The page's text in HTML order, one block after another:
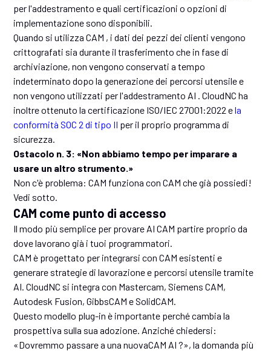
per l'addestramento e quali certificazioni o opzioni di
implementazione sono disponibili.
Quando si utilizza CAM , i dati dei pezzi dei clienti vengono
crittografati sia durante il trasferimento che in fase di
archiviazione, non vengono conservati a tempo
indeterminato dopo la generazione dei percorsi utensile e
non vengono utilizzati per l'addestramento AI . CloudNC ha
inoltre ottenuto la certificazione ISO/IEC 27001:2022 ela
conformità SOC 2 di tipo II per il proprio programma di
sicurezza.
Ostacolo n. 3: «Non abbiamo tempo per imparare a
usare un altro strumento.»
Non c'è problema: CAM funziona con CAM che già possiedi!
Vedi sotto.
CAM come punto di accesso
Il modo più semplice per provare AI CAM partire proprio da
dove lavorano già i tuoi programmatori.
CAM è progettato per integrarsi con CAM esistenti e
generare strategie di lavorazione e percorsi utensile tramite
AI. CloudNC si integra con Mastercam, Siemens CAM,
Autodesk Fusion, GibbsCAM e SolidCAM.
Questo modello plug-in è importante perché cambia la
prospettiva sulla sua adozione. Anziché chiedersi:
«Dovremmo passare a una nuovaCAM AI ?», la domanda più